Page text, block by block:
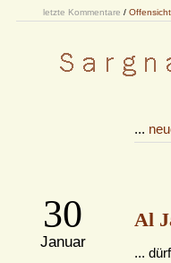
letzte Kommentare /
...
30
Januar
Al
...